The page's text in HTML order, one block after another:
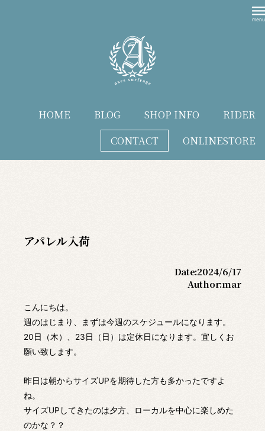
HOME BLOG SHOP INFO
RIDER
CONTACT
ONLINESTORE
アパレル入荷
Date:2024/6/17
Author:mar
こんにちは。
週のはじまり、まずは今週のスケジュールになります。
20日（木）、23日（日）は定休日になります。宜しくお
願い致します。
昨日は朝からサイズUPを期待した方も多かったですよ
ね。
サイズUPしてきたのは夕方、ローカルを中心に楽しめた
のかな？？